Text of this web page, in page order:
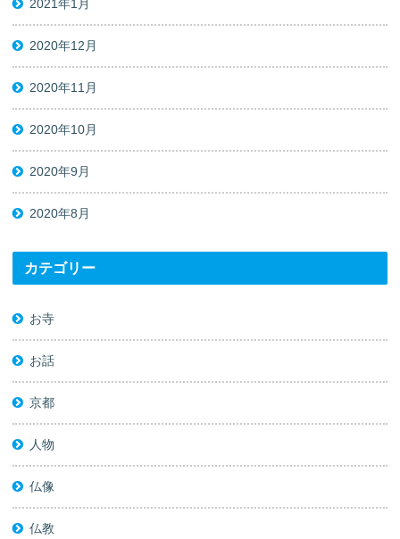
2021年1月
2020年12月
2020年11月
2020年10月
2020年9月
2020年8月
カテゴリー
お寺
お話
京都
人物
仏像
仏教